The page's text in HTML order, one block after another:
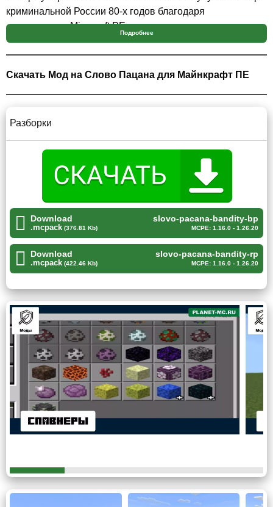
криминальной России 80-х годов благодаря
дополнениям Minecraft PE.
банд и драк, присущих этому периоду.
Разборки
Модификация для Майнкрафт ПЕ не только вводит
особые механики и крутые функции, но и позволяет вам
погрузиться в атмосферу войн между командами.
Появились новые мобов. Пользователи могут
создать личную банду, вручить ей оригинальное имя и
столкнуться с другими единомышленниками
Кроме того, мод на слово пацана для Minecraft PE
друзьями и устраивать баталии.
Банды
Мод на слово пацана для Майнкрафт
ПЕ предлагает записаться в реальные банды с
различными отношениями между ними.
В песочнице будут появляться разные группировки.
Присоединившись к движению, предстоит пройти путь от
обычного участника до лидера.
Драки
Подробнее
Скачать Мод на Слово Пацана для Майнкрафт ПЕ
Разборки
Download
.mcpack(376.81 Kb)
slovo-pacana-bandity-bp
MCPE: 1.16.0 - 1.26.20
Download
.mcpack(422.46 Kb)
slovo-pacana-bandity-rp
MCPE: 1.16.0 - 1.26.20